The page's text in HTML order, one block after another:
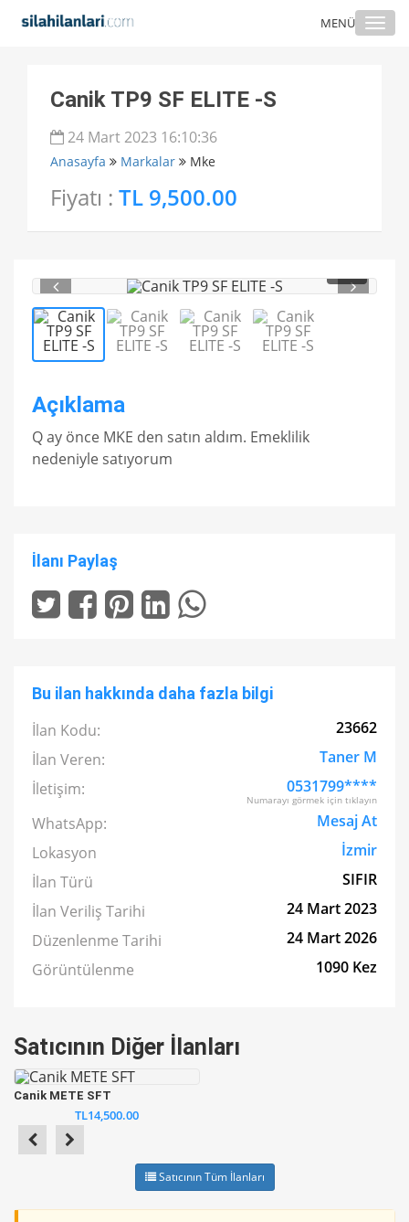
MENÜ
Canik TP9 SF ELITE -S
24 Mart 2023 16:10:36
Anasayfa Markalar Mke
Fiyatı : TL 9,500.00
1/ 4
Açıklama
Q ay önce MKE den satın aldım. Emeklilik
nedeniyle satıyorum
İlanı Paylaş
Bu ilan hakkında daha fazla bilgi
İlan Kodu:
23662
İlan Veren:
Taner M
İletişim:
0531799****
Numarayı görmek için tıklayın
WhatsApp:
Mesaj At
Lokasyon
İzmir
İlan Türü
SIFIR
İlan Veriliş Tarihi
24 Mart 2023
Düzenlenme Tarihi
24 Mart 2026
Görüntülenme
1090 Kez
Satıcının Diğer İlanları
Canik METE SFT
TL14,500.00
Satıcının Tüm İlanları